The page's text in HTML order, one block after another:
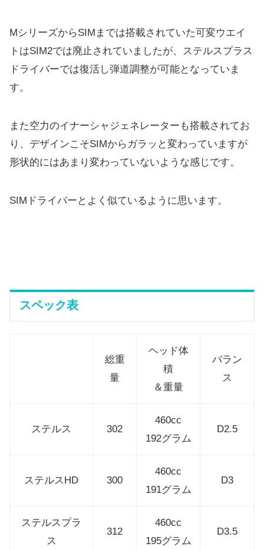
MシリーズからSIMまでは搭載されていた可変ウエイ
トはSIM2では廃止されていましたが、ステルスプラス
ドライバーでは復活し弾道調整が可能となっていま
す。
また空力のイナーシャジェネレーターも搭載されてお
り、デザインこそSIMからガラッと変わっていますが
形状的にはあまり変わっていないような感じです。
SIMドライバーとよく似ているように思います。
スペック表
総重
量
ヘッド体
積
＆重量
バラン
ス
ステルス 302
460cc
192グラム
D2.5
ステルスHD 300
460cc
191グラム
D3
ステルスプラ
ス
312
460cc
195グラム
D3.5